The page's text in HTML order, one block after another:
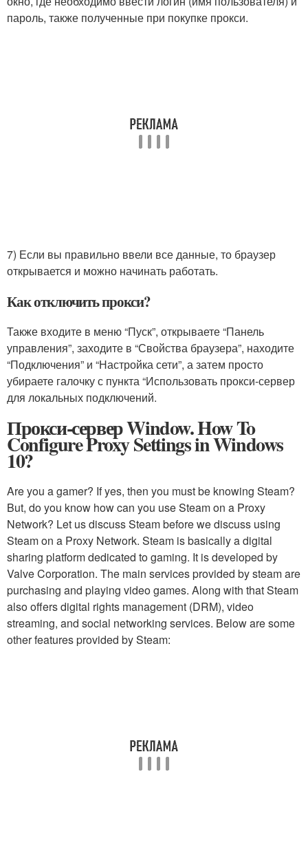
пароль, также полученные при покупке прокси.
7) Если вы правильно ввели все данные, то браузер
открывается и можно начинать работать.
Как отключить прокси?
Также входите в меню “Пуск”, открываете “Панель
управления”, заходите в “Свойства браузера”, находите
“Подключения” и “Настройка сети”, а затем просто
убираете галочку с пункта “Использовать прокси-сервер
для локальных подключений.
Прокси-сервер Window. How To
Configure Proxy Settings in Windows
10?
Are you a gamer? If yes, then you must be knowing Steam?
But, do you know how can you use Steam on a Proxy
Network? Let us discuss Steam before we discuss using
Steam on a Proxy Network. Steam is basically a digital
sharing platform dedicated to gaming. It is developed by
Valve Corporation. The main services provided by steam are
purchasing and playing video games. Along with that Steam
also offers digital rights management (DRM), video
streaming, and social networking services. Below are some
other features provided by Steam: